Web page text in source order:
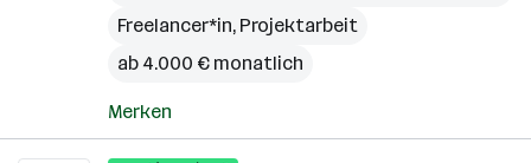
Freelancer*in, Projektarbeit
ab 4.000 € monatlich
Merken